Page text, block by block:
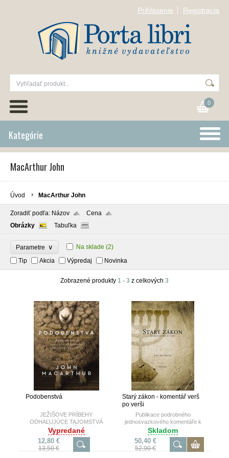
Prihlásenie Registrácia
0
Kategórie
MacArthur John
Úvod MacArthur John
Zoradiť podľa: Názov
Cena
Obrázky
Tabuľka
Parametre ∨ Na sklade (2)
Tip
Akcia Výpredaj Novinka
Zobrazené produkty 1 - 3 z celkových 3
Podobenstvá
JEŽIŠOVE PRÍBEHY
ODHAĽUJÚCE TAJOMSTVÁ
NEBESKÉHO KRÁĽOVSTVA
Vypredané
12,80 €
13,50 €
Starý zákon - komentář verš
po verši
Publikace podrobného
jednosvazkového komentáře k
celému Starému zákonu.
Skladom
50,40 €
52,90 €